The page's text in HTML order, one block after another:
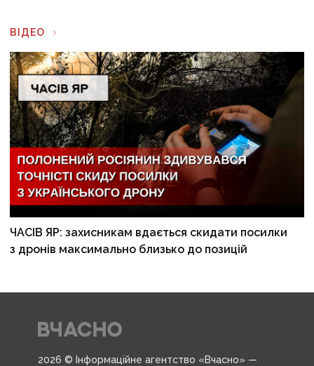
ВІДЕО
ЧАСІВ ЯР: захисникам вдається скидати посилки
з дронів максимально близько до позицій
2026 © Інформаційне агентство «Вчасно» —